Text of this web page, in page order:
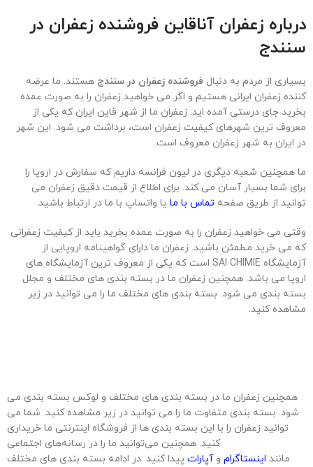
درباره زعفران آناقاین فروشنده زعفران در
سنندج
بسیاری از مردم به دنبال فروشنده زعفران در سنندج هستند. ما عرضه
کننده زعفران ایرانی هستیم و اگر می خواهید زعفران را به صورت عمده
بخرید جای درستی آمده اید. زعفران ما از شهر قاین ایران که یکی از
معروف ترین شهرهای کیفیت زعفران است، برداشت می شود. این شهر
در ایران به شهر زعفران معروف است.
ما همچنین شعبه دیگری در لیون فرانسه داریم که سفارش در اروپا را
برای شما بسیار آسان می کند. برای اطلاع از قیمت دقیق زعفران می
توانید از طریق صفحه تماس با ما یا واتساپ با ما در ارتباط باشید.
وقتی می خواهید زعفران را به صورت عمده بخرید باید از کیفیت زعفرانی
که می خرید مطمئن باشید. زعفران ما دارای گواهینامه اروپایی از
آزمایشگاه SAI CHIMIE است که یکی از معروف ترین آزمایشگاه های
اروپا می باشد. همچنین زعفران ما در بسته بندی های مختلف و مجلل
بسته بندی می شود. بسته بندی های مختلف ما را می توانید در زیر
مشاهده کنید.
همچنین زعفران ما در بسته بندی های مختلف و لوکس بسته بندی می
شود. بسته بندی متفاوت ما را می توانید در زیر مشاهده کنید. شما می
توانید زعفران را با این بسته بندی ها از فروشگاه اینترنتی ما خریداری
کنید. همچنین می‌توانید ما را در رسانه‌های اجتماعی
مانند اینستاگرام وآپارات پیدا کنید. در ادامه بسته بندی های مختلف